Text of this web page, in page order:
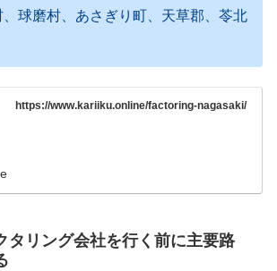
球磨村、あさぎり町、天草郡、苓北
https://www.kariiku.online/factoring-nagasaki/
タリング会社を行く前に主要路